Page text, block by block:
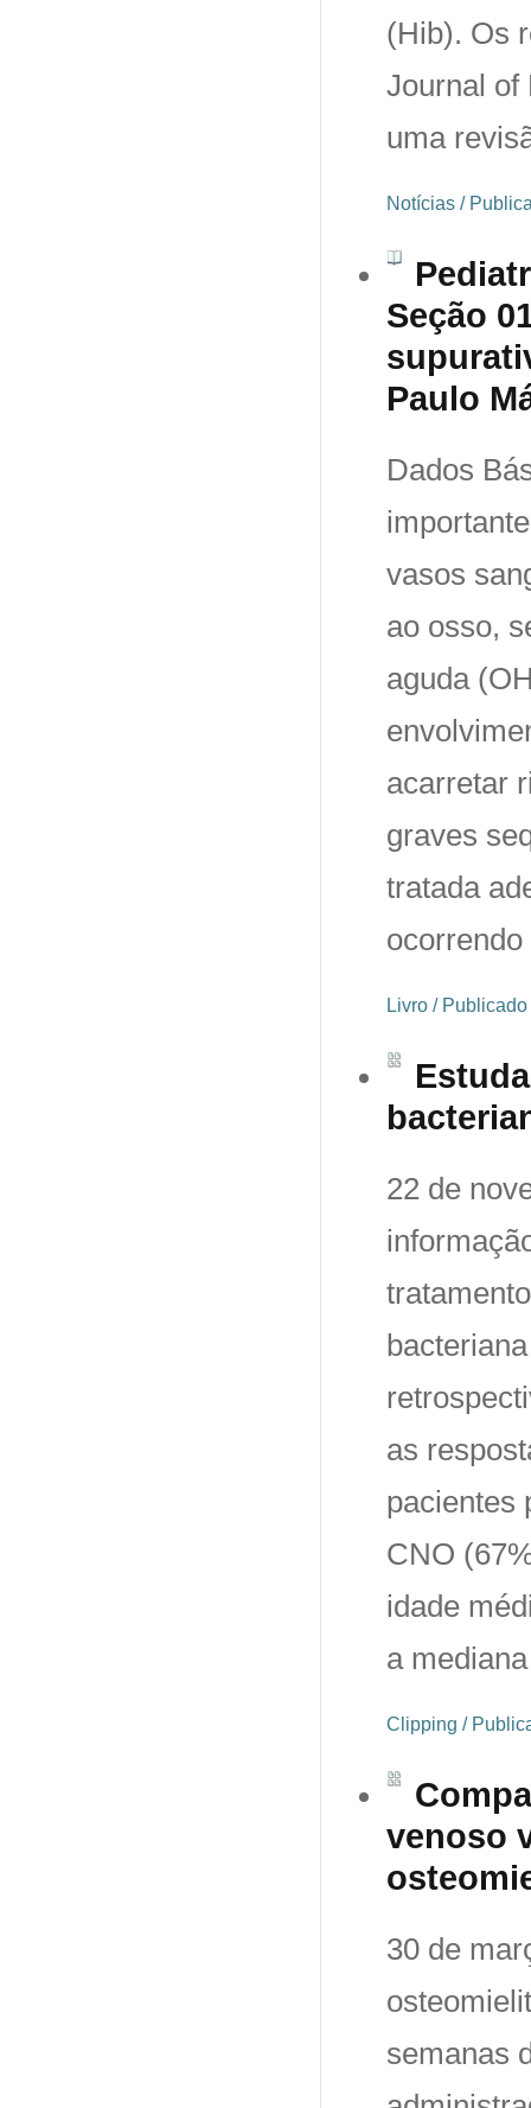
(Hib). Os
Journal of
uma
Notícias /
Seção
Paulo
Dados
vasos
ao osso,
aguda
acarretar
graves
tratada
Livro /
22 de
as
pacientes
CNO
idade
a
Clipping /
venoso
30 de
semanas